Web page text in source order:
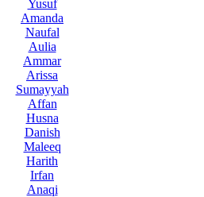
Yusuf
Amanda
Naufal
Aulia
Ammar
Arissa
Sumayyah
Affan
Husna
Danish
Maleeq
Harith
Irfan
Anaqi